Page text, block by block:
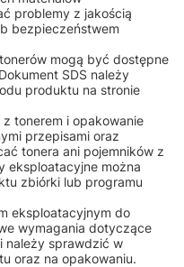
problemy z jakością
bezpieczeństwem
mogą być dostępne
SDS należy
produktu na stronie
tonerem i opakowanie
przepisami oraz
tonera ani pojemników z
eksploatacyjne można
zbiórki lub programu
eksploatacyjnym do
wymagania dotyczące
należy sprawdzić w
oraz na opakowaniu.